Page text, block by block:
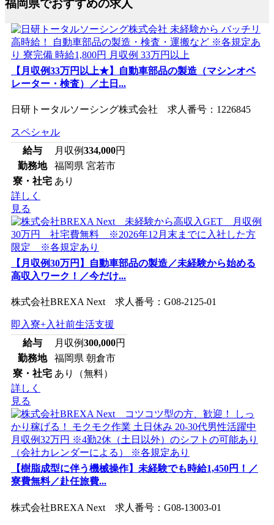
福岡県でおすすめの求人
【月収例33万円以上★】自動車部品の製造（マシンオペ
レーター・検査）／土日...
日研トータルソーシング株式会社 求人番号：1226845
スペシャル
給与
月収例334,000円
勤務地
福岡県 宮若市
寮・社宅 あり
詳しく
見る
【月収例30万円】自動車部品の製造／未経験から始める
高収入ワーク！／今だけ...
株式会社BREXA Next 求人番号：G08-2125-01
即入寮+入社前生活支援
給与
月収例300,000円
勤務地
福岡県 朝倉市
寮・社宅 あり（無料）
詳しく
見る
【樹脂成型に伴う機械操作】未経験でも時給1,450円！／
寮費無料／赴任旅費...
株式会社BREXA Next 求人番号：G08-13003-01